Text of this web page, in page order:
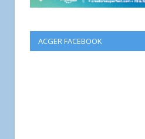
ACGER FACEBOOK